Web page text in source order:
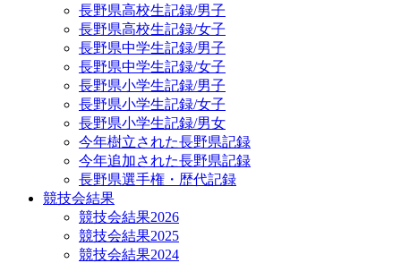
長野県高校生記録/男子
長野県高校生記録/女子
長野県中学生記録/男子
長野県中学生記録/女子
長野県小学生記録/男子
長野県小学生記録/女子
長野県小学生記録/男女
今年樹立された長野県記録
今年追加された長野県記録
長野県選手権・歴代記録
競技会結果
競技会結果2026
競技会結果2025
競技会結果2024